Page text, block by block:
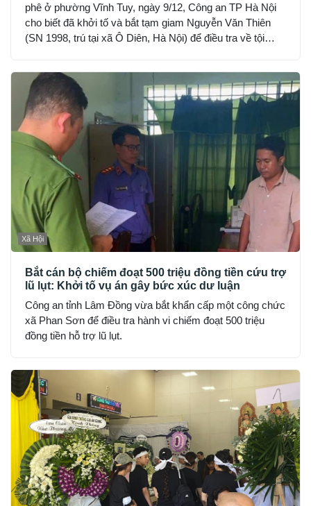
phê ở phường Vĩnh Tuy, ngày 9/12, Công an TP Hà Nội
cho biết đã khởi tố và bắt tạm giam Nguyễn Văn Thiên
(SN 1998, trú tại xã Ô Diên, Hà Nội) để điều tra về tội
Xã Hội
Bắt cán bộ chiếm đoạt 500 triệu đồng tiền cứu trợ
lũ lụt: Khởi tố vụ án gây bức xúc dư luận
Công an tỉnh Lâm Đồng vừa bắt khẩn cấp một công chức
xã Phan Sơn để điều tra hành vi chiếm đoạt 500 triệu
đồng tiền hỗ trợ lũ lụt.